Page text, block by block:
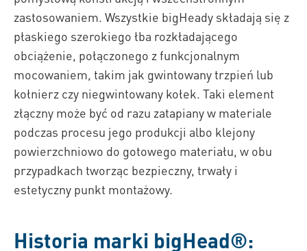
zastosowaniem. Wszystkie bigHeady składają się z
płaskiego szerokiego łba rozkładającego
obciążenie, połączonego z funkcjonalnym
mocowaniem, takim jak gwintowany trzpień lub
kołnierz czy niegwintowany kołek. Taki element
złączny może być od razu zatapiany w materiale
podczas procesu jego produkcji albo klejony
powierzchniowo do gotowego materiału, w obu
przypadkach tworząc bezpieczny, trwały i
estetyczny punkt montażowy.
Historia marki bigHead®: